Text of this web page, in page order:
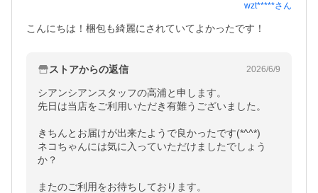
wzt*****さん
こんにちは！梱包も綺麗にされていてよかったです！
ストアからの返信 2026/6/9
シアンシアンスタッフの高浦と申します。
先日は当店をご利用いただき有難うございました。
きちんとお届けが出来たようで良かったです(*^^*)
ネコちゃんには気に入っていただけましたでしょう
か？
またのご利用をお待ちしております。